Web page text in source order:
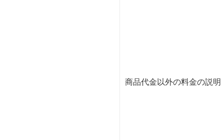
商品代金以外の料金の説明